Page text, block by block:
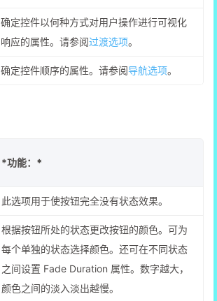
确定控件以何种方式对用户操作进行可视化
响应的属性。请参阅过渡选项。
确定控件顺序的属性。请参阅导航选项。
*功能：*
此选项用于使按钮完全没有状态效果。
根据按钮所处的状态更改按钮的颜色。可为
每个单独的状态选择颜色。还可在不同状态
之间设置 Fade Duration 属性。数字越大，
颜色之间的淡入淡出越慢。